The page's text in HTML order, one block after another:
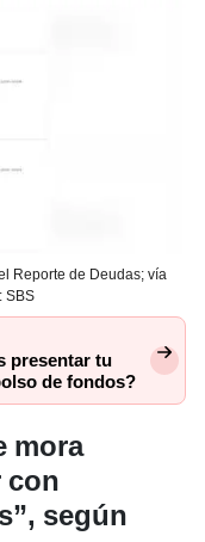
Reporte de Deudas; vía
SBS
presentar tu
de fondos?
mora
con
según